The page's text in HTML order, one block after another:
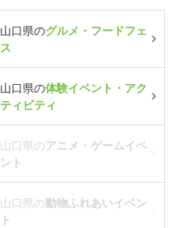
山口県のグルメ・フードフェ
ス
山口県の体験イベント・アク
ティビティ
山口県のアニメ・ゲームイベ
ント
山口県の動物ふれあいイベン
ト